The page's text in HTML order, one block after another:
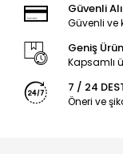
Güvenli
Güvenli ve
Geniş
Kapsamlı
7 / 24
Öneri ve